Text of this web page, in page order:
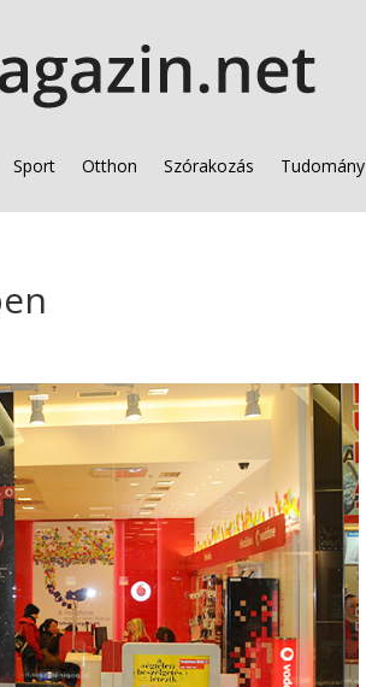
Sport Otthon Szórakozás Tudomány